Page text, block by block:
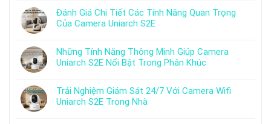
Đánh Giá Chi Tiết Các Tính Năng Quan Trọng
Của Camera Uniarch S2E
Những Tính Năng Thông Minh Giúp Camera
Uniarch S2E Nổi Bật Trong Phân Khúc
Trải Nghiệm Giám Sát 24/7 Với Camera Wifi
Uniarch S2E Trong Nhà